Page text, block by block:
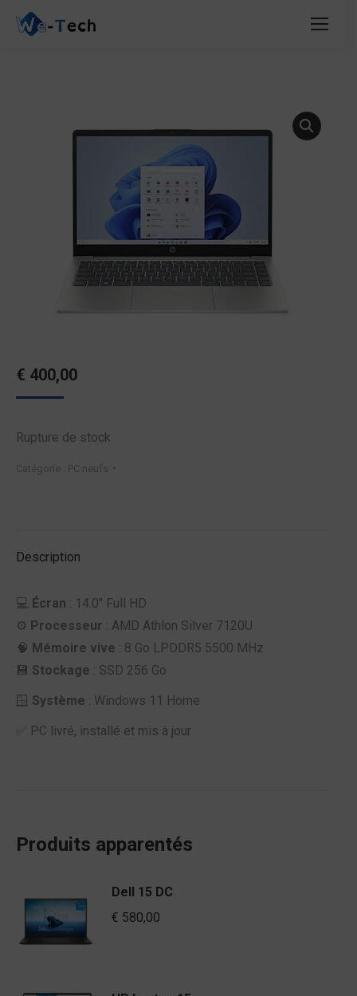
€ 400,00
Rupture de stock
Catégorie : PC neufs
Description
💻 Écran : 14.0″ Full HD
⚙️ Processeur : AMD Athlon Silver 7120U
🧠 Mémoire vive : 8 Go LPDDR5 5500 MHz
💾 Stockage : SSD 256 Go
🪟 Système : Windows 11 Home
✅ PC livré, installé et mis à jour
Produits apparentés
Dell 15 DC
€ 580,00